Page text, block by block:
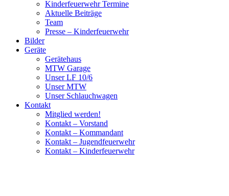
Kinderfeuerwehr Termine
Aktuelle Beiträge
Team
Presse – Kinderfeuerwehr
Bilder
Geräte
Gerätehaus
MTW Garage
Unser LF 10/6
Unser MTW
Unser Schlauchwagen
Kontakt
Mitglied werden!
Kontakt – Vorstand
Kontakt – Kommandant
Kontakt – Jugendfeuerwehr
Kontakt – Kinderfeuerwehr